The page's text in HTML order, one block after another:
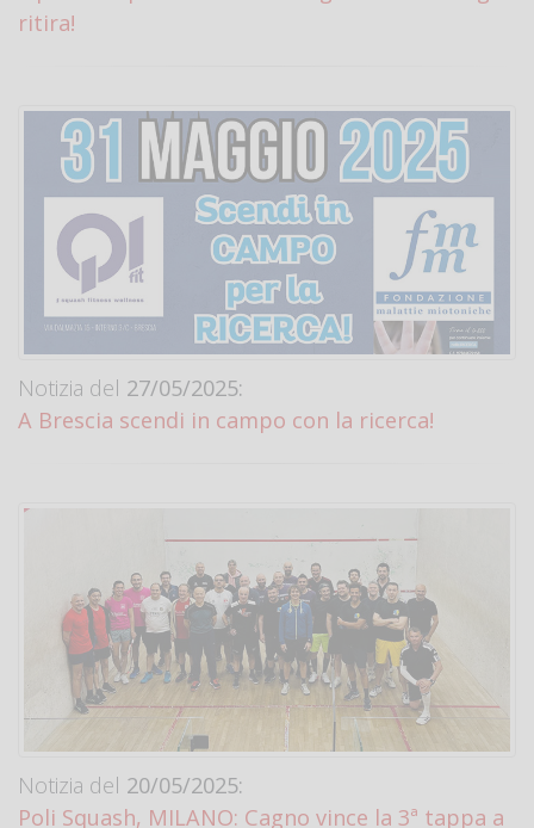
ritira!
Notizia del 27/05/2025:
A Brescia scendi in campo con la ricerca!
Notizia del 20/05/2025:
Poli Squash, MILANO: Cagno vince la 3ª tappa a